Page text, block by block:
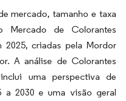
mercado, tamanho e taxa
Mercado de Colorantes
2025, criadas pela Mordor
A análise de Colorantes
uma perspectiva de
a 2030 e uma visão geral